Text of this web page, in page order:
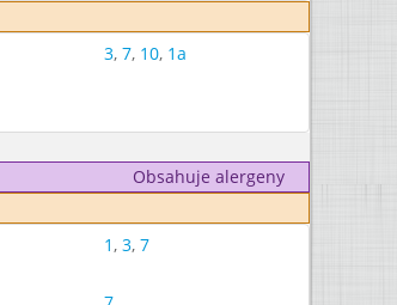
3, 7, 10, 1a
Obsahuje alergeny
1, 3, 7